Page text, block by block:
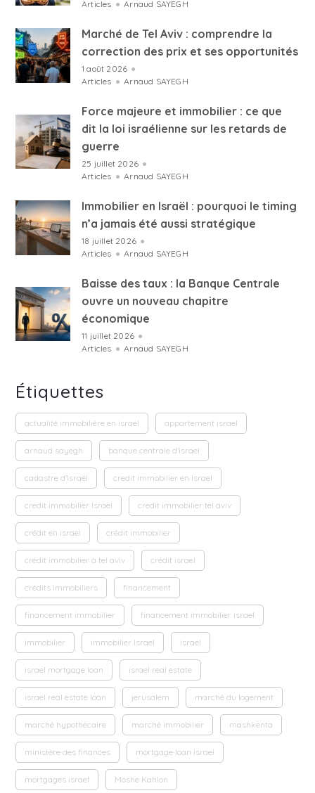
Articles ● Arnaud SAYEGH
Marché de Tel Aviv : comprendre la
correction des prix et ses opportunités
1 août 2026 ●
Articles ● Arnaud SAYEGH
Force majeure et immobilier : ce que
dit la loi israélienne sur les retards de
guerre
25 juillet 2026 ●
Articles ● Arnaud SAYEGH
Immobilier en Israël : pourquoi le timing
n’a jamais été aussi stratégique
18 juillet 2026 ●
Articles ● Arnaud SAYEGH
Baisse des taux : la Banque Centrale
ouvre un nouveau chapitre
économique
11 juillet 2026 ●
Articles ● Arnaud SAYEGH
Étiquettes
actualité immobilière en israel appartement israel
arnaud sayegh banque centrale d'israel
cadastre d'Israël credit immobilier en Israel
credit immobilier Israel credit immobilier tel aviv
crédit en israel crédit immobilier
crédit immobilier à tel aviv crédit israel
crédits immobiliers financement
financement immobilier financement immobilier israel
immobilier immobilier Israel israel
israel mortgage loan israel real estate
israel real estate loan jerusalem marché du logement
marché hypothécaire marché immobilier mashkenta
ministère des finances mortgage loan israel
mortgages israel Moshe Kahlon